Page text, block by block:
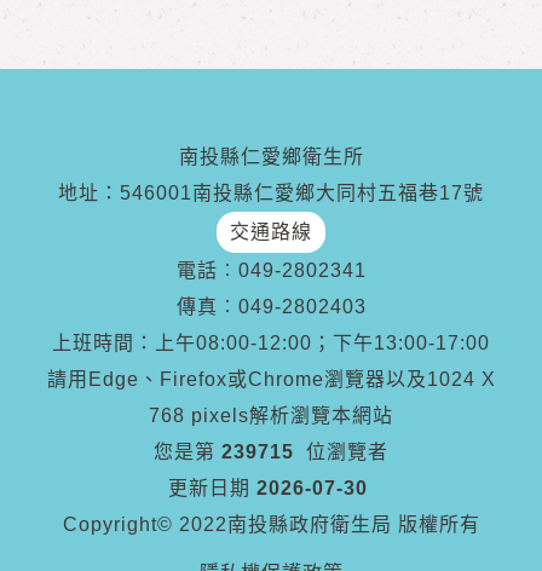
南投縣仁愛鄉衛生所
地址：546001南投縣仁愛鄉大同村五福巷17號
交通路線
電話︰ 049-2802341
傳真︰ 049-2802403
上班時間：上午08:00-12:00；下午13:00-17:00
請用Edge、Firefox或Chrome瀏覽器以及1024 X
768 pixels解析瀏覽本網站
您是第 239715
位瀏覽者
更新日期 2026-07-30
Copyright© 2022南投縣政府衛生局 版權所有